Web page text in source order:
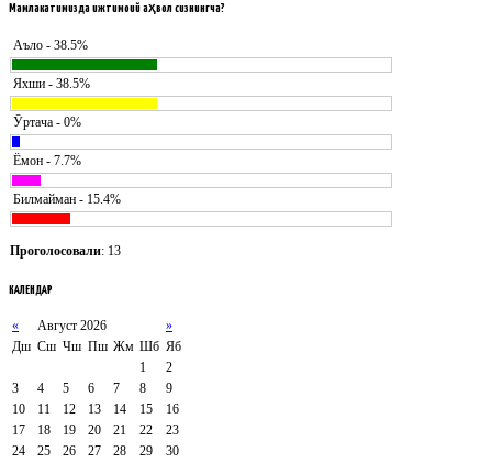
Мамлакатимиздаижтимоий аҳвол сизнингча?
Аъло - 38.5%
Яхши - 38.5%
Ӯртача - 0%
Ёмон - 7.7%
Билмайман - 15.4%
Проголосовали: 13
КАЛЕНДАР
« Август 2026
»
Дш Сш Чш Пш Жм Шб Яб
1
2
3
4 5 6 7 8
9
10
11 12 13 14 15
16
17
18 19 20 21 22
23
24
25 26 27 28 29
30